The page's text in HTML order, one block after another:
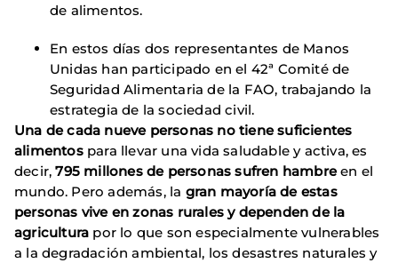
de alimentos.
En estos días dos representantes de Manos
Unidas han participado en el 42ª Comité de
Seguridad Alimentaria de la FAO, trabajando la
estrategia de la sociedad civil.
Una de cada nueve personas no tiene suficientes
alimentos para llevar una vida saludable y activa, es
decir,795 millones de personas sufren hambreen el
mundo. Pero además, la gran mayoría de estas
personas vive en zonas rurales y dependen de la
agricultura por lo que son especialmente vulnerables
a la degradación ambiental, los desastres naturales y